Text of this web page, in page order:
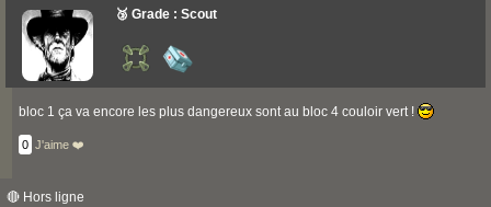
🥉 Grade : Scout
bloc 1 ça va encore les plus dangereux sont au bloc 4 couloir vert !
0 J'aime ❤️
🔴 Hors ligne